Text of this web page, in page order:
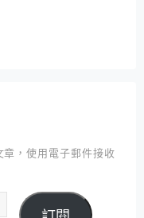
，使用電子郵件接收